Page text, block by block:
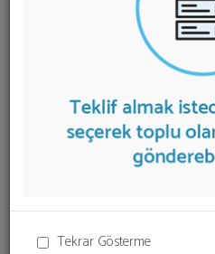
Tekrar Gösterme
Yöresel ve
firmalar aşağıda
teklifi almak için
"İlk 5 Firmadan Teklif İste"
talebinizi firmalara